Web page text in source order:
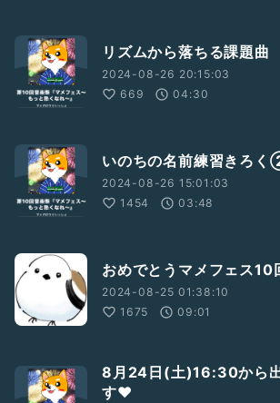
リズムから落ちる課題曲
2024-08-26 20:15:03
669
04:30
いのちの名前練習きろ
2024-08-26 15:01:03
1454
03:48
おめでとうマメフェス10
2024-08-25 01:38:10
1675
09:01
8月24日(土)16:30から
す❤️